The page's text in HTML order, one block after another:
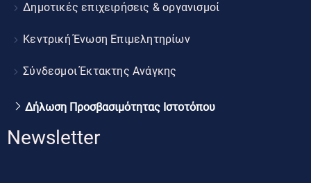
Δημοτικές επιχειρήσεις & οργανισμοί
Κεντρική Ένωση Επιμελητηρίων
Σύνδεσμοι Έκτακτης Ανάγκης
Δήλωση Προσβασιμότητας Ιστοτόπου
Newsletter